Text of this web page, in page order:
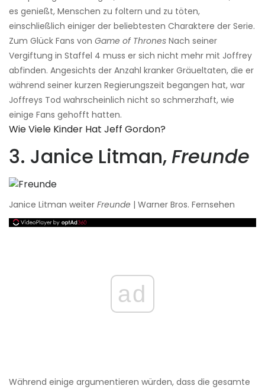
es genießt, Menschen zu foltern und zu töten,
einschließlich einiger der beliebtesten Charaktere der Serie.
Zum Glück Fans von Game of Thrones Nach seiner
Vergiftung in Staffel 4 muss er sich nicht mehr mit Joffrey
abfinden. Angesichts der Anzahl kranker Gräueltaten, die er
während seiner kurzen Regierungszeit begangen hat, war
Joffreys Tod wahrscheinlich nicht so schmerzhaft, wie
einige Fans gehofft hatten.
Wie Viele Kinder Hat Jeff Gordon?
3. Janice Litman,Freunde
Janice Litman weiter Freunde | Warner Bros. Fernsehen
ad
Während einige argumentieren würden, dass die gesamte